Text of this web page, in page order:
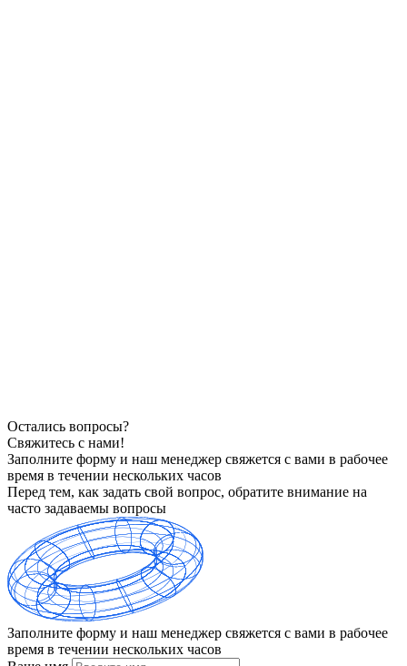
Остались вопросы?
Свяжитесь с нами!
Заполните форму и наш менеджер свяжется с вами в рабочее
время в течении нескольких часов
Перед тем, как задать свой вопрос, обратите внимание на
часто задаваемы вопросы
Заполните форму и наш менеджер свяжется с вами в рабочее
время в течении нескольких часов